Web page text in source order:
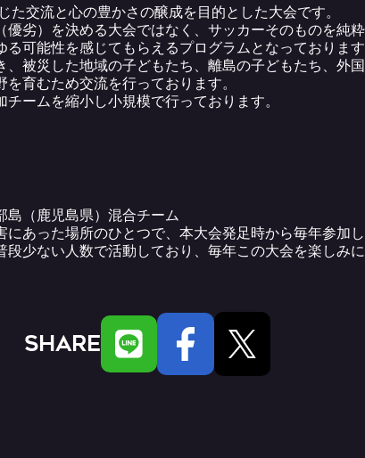
交流と心の豊かさの醸成を目的とした大会です。
劣）を決める大会ではなく、サッカーそのものを純
可能性を感じてもらえるプログラムとなっております
被災した地域の子どもたち、離島の子どもたち、外
育むため交流を行っております。
ームを縮小し小規模で行っております。
島（鹿児島県）混合チーム
あった場所のひとつで、本大会発足時から毎年参加し
少ない人数で活動しており、毎年この大会を楽しみに
SHARE